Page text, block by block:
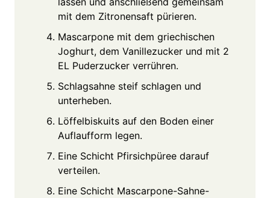
mit dem Zitronensaft pürieren.
Mascarpone mit dem griechischen
Joghurt, dem Vanillezucker und mit 2
EL Puderzucker verrühren.
Schlagsahne steif schlagen und
unterheben.
Löffelbiskuits auf den Boden einer
Auflaufform legen.
Eine Schicht Pfirsichpüree darauf
verteilen.
Eine Schicht Mascarpone-Sahne-